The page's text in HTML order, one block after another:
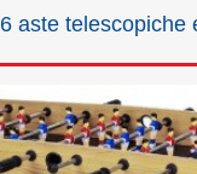
aste telescopiche